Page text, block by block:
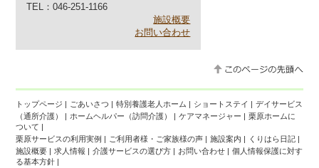
TEL：046-251-1166
施設概要
お問い合わせ
トップページ | ごあいさつ | 特別養護老人ホーム | ショートステイ | デイサービス
（通所介護）
| ホームヘルパー（訪問介護） | ケアマネージャー | 栗原ホームに
ついて |
栗原サービスの利用実例 | ご利用者様・ご家族様の声 | 施設案内 | くりはら日記 |
施設概要 | 求人情報 | 介護サービスの選び方 | お問い合わせ | 個人情報保護に対す
る基本方針 |